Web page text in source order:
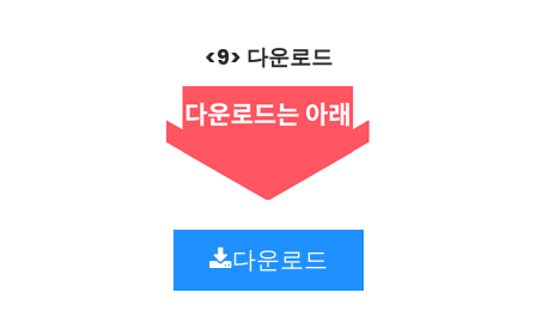
<9> 다운로드
다운로드